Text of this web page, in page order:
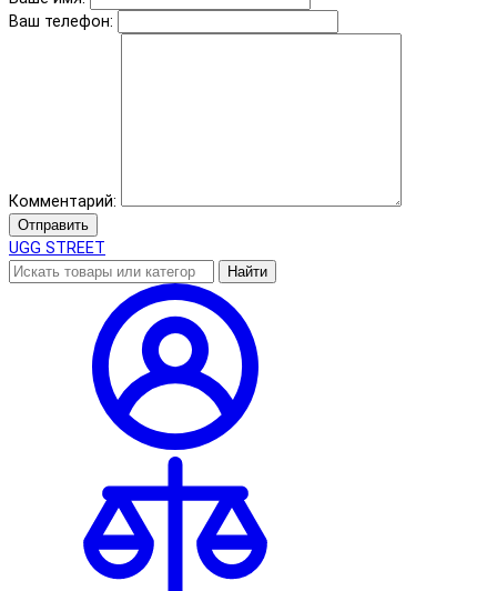
Ваш телефон:
Комментарий:
Отправить
UGG STREET
Найти